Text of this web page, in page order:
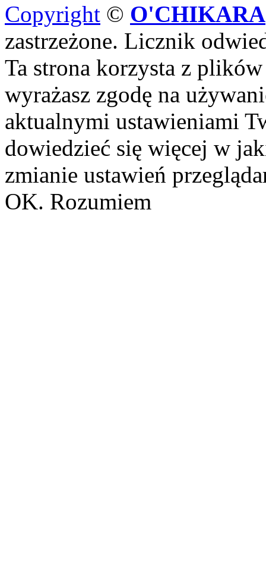
Copyright © O'CHIKARA
zastrzeżone. Licznik
Ta strona korzysta z
wyrażasz zgodę na
aktualnymi ustawieniami
dowiedzieć się więcej w
zmianie ustawień
OK. Rozumiem